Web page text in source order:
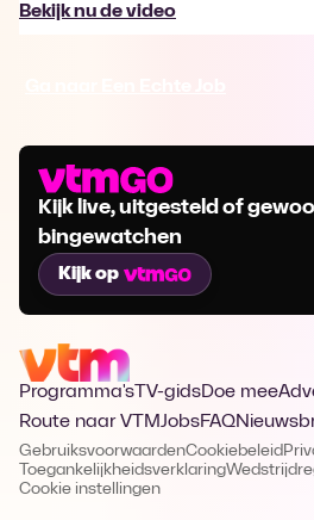
Bekijk nu de video
Kijk live, uitgesteld of
bingewatchen
Kijk op
Programma's TV-gidsDoe mee
Route naar VTMJobsFAQ
GebruiksvoorwaardenCookiebeleid
Toegankelijkheidsverklaring
Cookie instellingen